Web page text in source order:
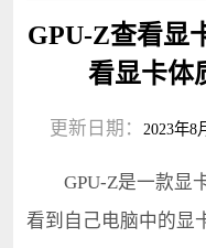
GPU-Z查看显
看显卡体
更新日期： 2023年8
GPU-Z是一款显卡
看到自己电脑中的显